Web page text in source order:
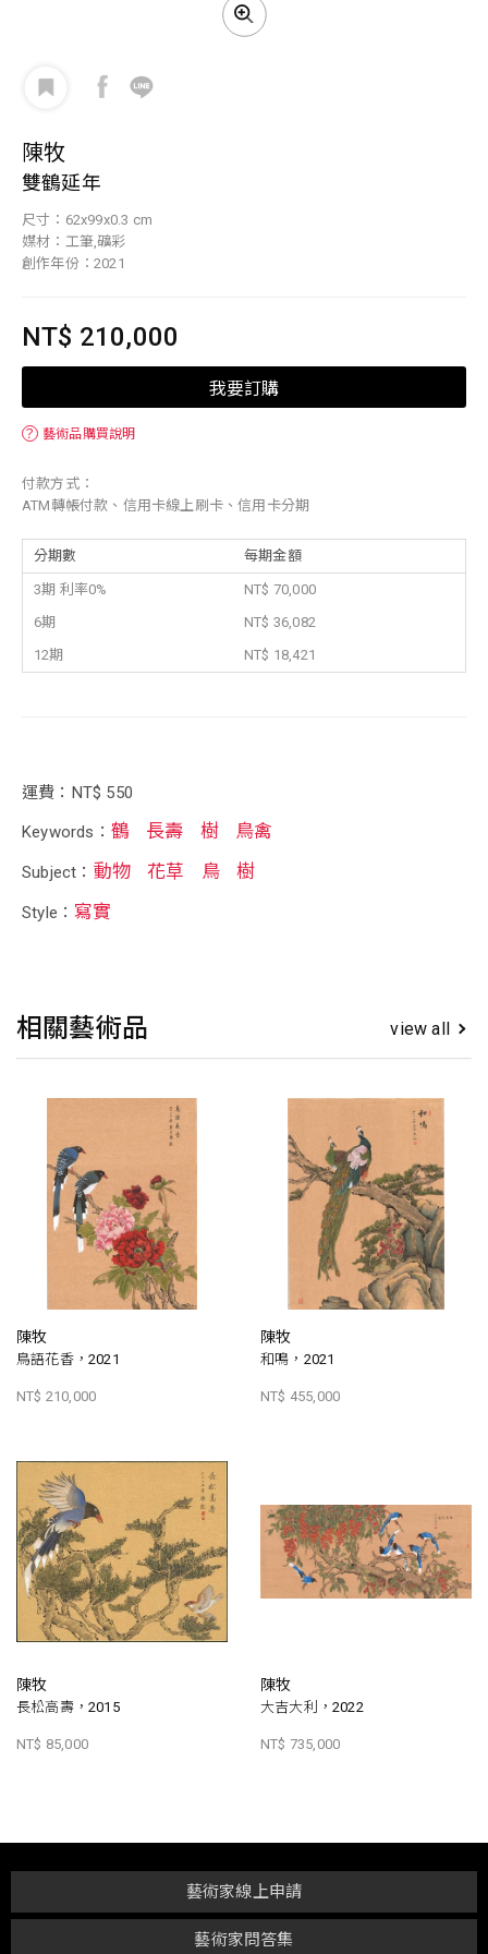
陳牧
雙鶴延年
尺寸：62x99x0.3 cm
媒材：工筆,礦彩
創作年份：2021
NT$ 210,000
我要訂購
？ 藝術品購買說明
付款方式：
ATM轉帳付款、信用卡線上刷卡、信用卡分期
分期數 每期金額
3期 利率0%
NT$ 70,000
6期
NT$ 36,082
12期
NT$ 18,421
運費：NT$ 550
Keywords： 鶴 長壽 樹 鳥禽
Subject： 動物 花草 鳥 樹
Style：寫實
相關藝術品 view all
陳牧
鳥語花香，2021
NT$ 210,000
陳牧
和鳴，2021
NT$ 455,000
陳牧
長松高壽，2015
NT$ 85,000
陳牧
大吉大利，2022
NT$ 735,000
藝術家問答集
藝術家線上申請